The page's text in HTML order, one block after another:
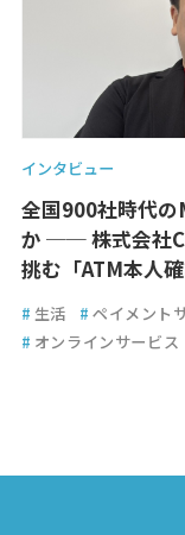
インタビュー
全国900社時代の
か ── 株式会社
挑む「ATM本人
# 生活 # ペイメント
# オンラインサービス